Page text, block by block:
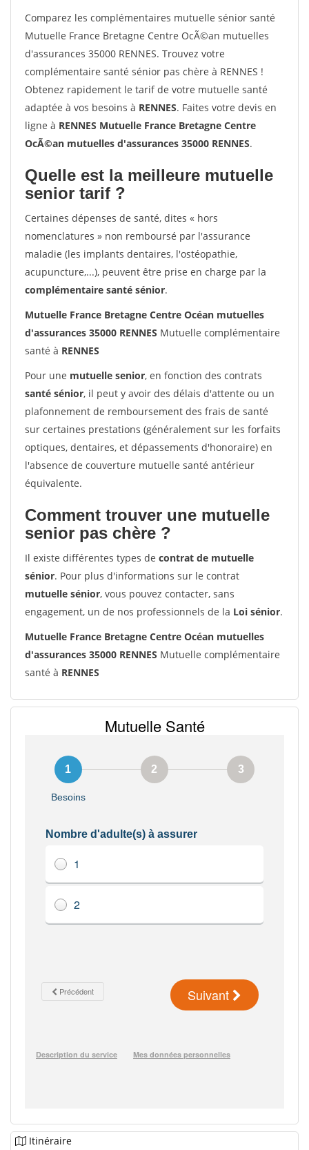
Comparez les complémentaires mutuelle sénior santé
Mutuelle France Bretagne Centre OcÃ©an mutuelles
d'assurances 35000 RENNES. Trouvez votre
complémentaire santé sénior pas chère à RENNES !
Obtenez rapidement le tarif de votre mutuelle santé
adaptée à vos besoins à RENNES. Faites votre devis en
ligne à RENNES Mutuelle France Bretagne Centre
OcÃ©an mutuelles d'assurances 35000 RENNES.
Quelle est la meilleure mutuelle
senior tarif ?
Certaines dépenses de santé, dites « hors
nomenclatures » non remboursé par l'assurance
maladie (les implants dentaires, l'ostéopathie,
acupuncture,...), peuvent être prise en charge par la
complémentaire santé sénior.
Mutuelle France Bretagne Centre Océan mutuelles
d'assurances 35000 RENNES Mutuelle complémentaire
santé à RENNES
Pour une mutuelle senior, en fonction des contrats
santé sénior, il peut y avoir des délais d'attente ou un
plafonnement de remboursement des frais de santé
sur certaines prestations (généralement sur les forfaits
optiques, dentaires, et dépassements d'honoraire) en
l'absence de couverture mutuelle santé antérieur
équivalente.
Comment trouver une mutuelle
senior pas chère ?
Il existe différentes types de contrat de mutuelle
sénior. Pour plus d'informations sur le contrat
mutuelle sénior, vous pouvez contacter, sans
engagement, un de nos professionnels de la Loi sénior.
Mutuelle France Bretagne Centre Océan mutuelles
d'assurances 35000 RENNES Mutuelle complémentaire
santé à RENNES
Itinéraire